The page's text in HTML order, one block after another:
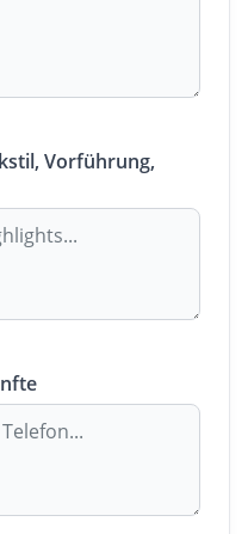
Vorführung,